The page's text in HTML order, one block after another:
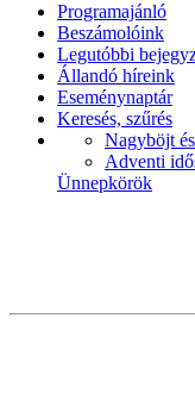
Programajánló
Beszámolóink
Legutóbbi
Állandó híreink
Eseménynaptár
Keresés, szűrés
Nagyböjt
Adventi
Ünnepkörök